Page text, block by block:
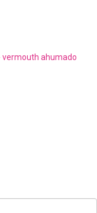
vermouth ahumado